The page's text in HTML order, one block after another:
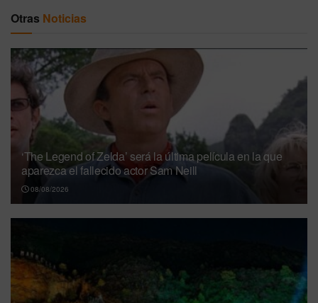
Otras Noticias
‘The Legend of Zelda’ será la última película en la que
aparezca el fallecido actor Sam Neill
08/08/2026